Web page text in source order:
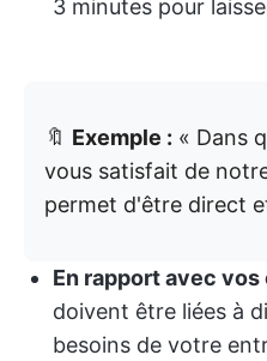
3 minutes pour
🔖 Exemple : « Dans
vous satisfait de
permet d'être direct
En rapport avec
doivent être liées à
besoins de votre